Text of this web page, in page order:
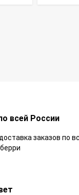
всей России
заказов по